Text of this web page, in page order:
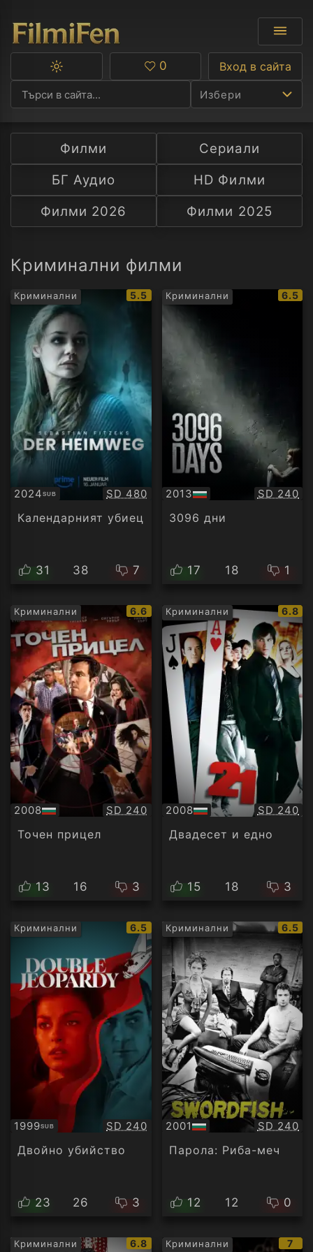
Избери
Ф
С
А
Превключване
тъмна
тема
Любими
0 Вход в сайта
Филми
Сериали
БГ Аудио
HD Филми
Филми 2026
Филми 2025
Криминални филми
Криминални
IMDb
рейтинг:
5.5
2024SUB
Субтитри Качество:
SD 480
Календарният убиец
31 38 7
Криминални
IMDb
6.5
2013
БГ
аудио
SD 240
3096 дни
17 18 1
Криминални
IMDb
рейтинг:
6.6
2008
БГ
аудио
Качество:
SD 240
Точен прицел
13 16 3
Криминални
IMDb
6.8
2008
БГ
аудио
SD 240
Двадесет и едно
15 18 3
Криминални
IMDb
рейтинг:
6.5
1999SUB
Субтитри Качество:
SD 240
Двойно убийство
23 26 3
Криминални
IMDb
6.5
2001
БГ
аудио
SD 240
Парола: Риба-меч
12 12 0
Криминални
IMDb
6.8 Криминални 7